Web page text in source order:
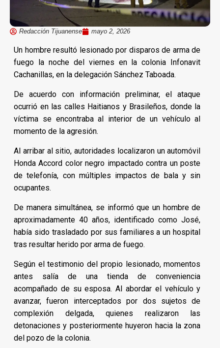
Redacción Tijuanense mayo 2, 2026
Un hombre resultó lesionado por disparos de arma de
fuego la noche del viernes en la colonia Infonavit
Cachanillas, en la delegación Sánchez Taboada.
De acuerdo con información preliminar, el ataque
ocurrió en las calles Haitianos y Brasileños, donde la
víctima se encontraba al interior de un vehículo al
momento de la agresión.
Al arribar al sitio, autoridades localizaron un automóvil
Honda Accord color negro impactado contra un poste
de telefonía, con múltiples impactos de bala y sin
ocupantes.
De manera simultánea, se informó que un hombre de
aproximadamente 40 años, identificado como José,
había sido trasladado por sus familiares a un hospital
tras resultar herido por arma de fuego.
Según el testimonio del propio lesionado, momentos
antes salía de una tienda de conveniencia
acompañado de su esposa. Al abordar el vehículo y
avanzar, fueron interceptados por dos sujetos de
complexión delgada, quienes realizaron las
detonaciones y posteriormente huyeron hacia la zona
del pozo de la colonia.